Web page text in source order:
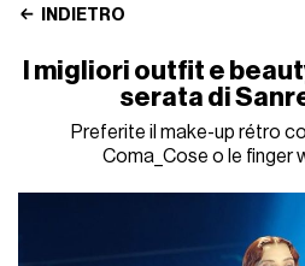
INDIETRO
I migliori outfit e
serata di
Preferite il make-up rétro
Coma_Cose o le finger